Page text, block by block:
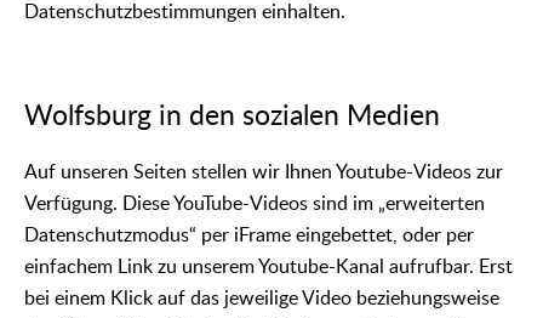
Datenschutzbestimmungen einhalten.
Wolfsburg in den sozialen Medien
Auf unseren Seiten stellen wir Ihnen Youtube-Videos zur
Verfügung. Diese YouTube-Videos sind im „erweiterten
Datenschutzmodus“ per iFrame eingebettet, oder per
einfachem Link zu unserem Youtube-Kanal aufrufbar. Erst
bei einem Klick auf das jeweilige Video beziehungsweise